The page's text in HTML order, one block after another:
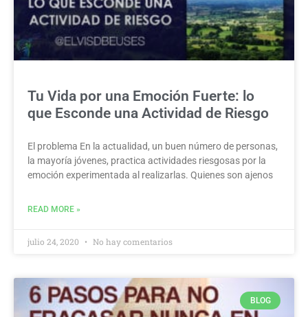
Tu Vida por una Emoción Fuerte: lo
que Esconde una Actividad de Riesgo
El problema En la actualidad, un buen número de personas,
la mayoría jóvenes, practica actividades riesgosas por la
emoción experimentada al realizarlas. Quienes son ajenos
READ MORE »
julio 24, 2020 No hay comentarios
BLOG